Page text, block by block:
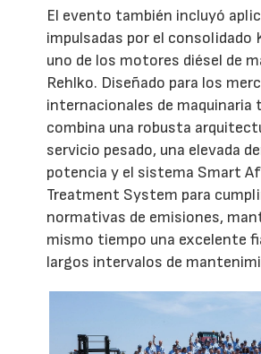
El evento también incluyó
impulsadas por el consolidado
uno de los motores diésel de
Rehlko. Diseñado para los
internacionales de maquinaria
combina una robusta
servicio pesado, una elevada
potencia y el sistema Smart
Treatment System para
normativas de emisiones,
mismo tiempo una excelente
largos intervalos de